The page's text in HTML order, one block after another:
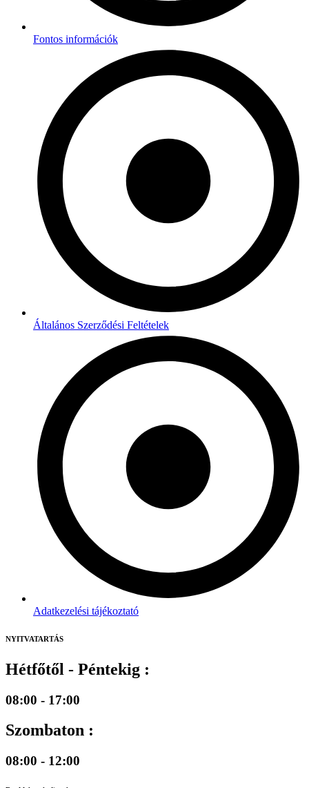
Fontos információk
Általános Szerződési Feltételek
Adatkezelési tájékoztató
NYITVATARTÁS
Hétfőtől - Péntekig :
08:00 - 17:00
Szombaton :
08:00 - 12:00